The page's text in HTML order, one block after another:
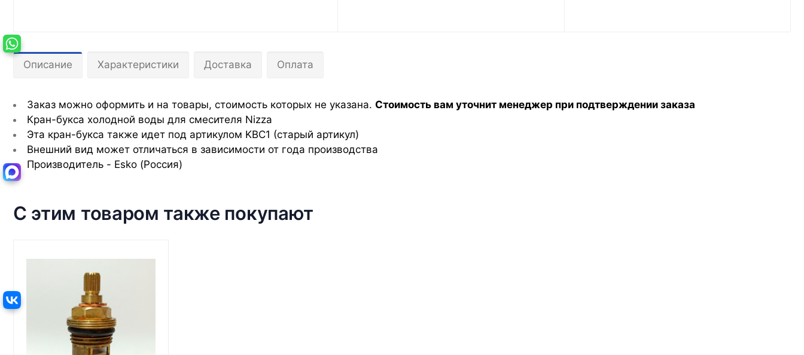
Описание Характеристики Доставка Оплата
Заказ можно оформить и на товары, стоимость которых не указана. Стоимость вам уточнит менеджер при подтверждении заказа
Кран-букса холодной воды для смесителя Nizzа
Эта кран-букса также идет под артикулом KBC1 (старый артикул)
Внешний вид может отличаться в зависимости от года производства
Производитель - Esko (Россия)
С этим товаром также покупают